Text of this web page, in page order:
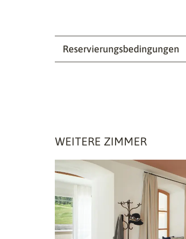
Reservierungsbedingungen
WEITERE ZIMMER